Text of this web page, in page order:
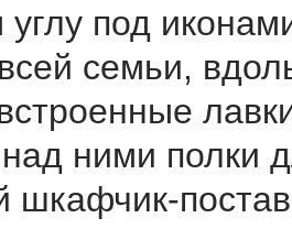
углу под
семьи,
ними полки
шкафчик-